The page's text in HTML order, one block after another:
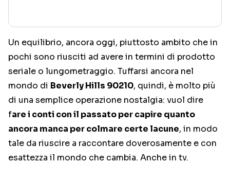
Un equilibrio, ancora oggi, piuttosto ambito che in
pochi sono riusciti ad avere in termini di prodotto
seriale o lungometraggio. Tuffarsi ancora nel
mondo di Beverly Hills 90210, quindi, è molto più
di una semplice operazione nostalgia: vuol dire
fare i conti con il passato per capire quanto
ancora manca per colmare certe lacune, in modo
tale da riuscire a raccontare doverosamente e con
esattezza il mondo che cambia. Anche in tv.